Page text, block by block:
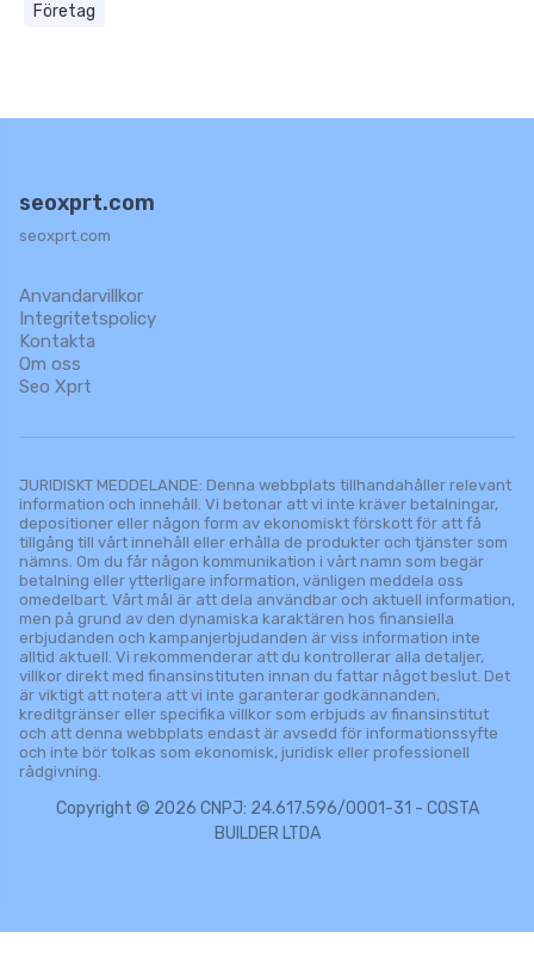
Företag
seoxprt.com
seoxprt.com
Anvandarvillkor
Integritetspolicy
Kontakta
Om oss
Seo Xprt
JURIDISKT MEDDELANDE: Denna webbplats tillhandahåller relevant
information och innehåll. Vi betonar att vi inte kräver betalningar,
depositioner eller någon form av ekonomiskt förskott för att få
tillgång till vårt innehåll eller erhålla de produkter och tjänster som
nämns. Om du får någon kommunikation i vårt namn som begär
betalning eller ytterligare information, vänligen meddela oss
omedelbart. Vårt mål är att dela användbar och aktuell information,
men på grund av den dynamiska karaktären hos finansiella
erbjudanden och kampanjerbjudanden är viss information inte
alltid aktuell. Vi rekommenderar att du kontrollerar alla detaljer,
villkor direkt med finansinstituten innan du fattar något beslut. Det
är viktigt att notera att vi inte garanterar godkännanden,
kreditgränser eller specifika villkor som erbjuds av finansinstitut
och att denna webbplats endast är avsedd för informationssyfte
och inte bör tolkas som ekonomisk, juridisk eller professionell
rådgivning.
Copyright © 2026 CNPJ: 24.617.596/0001-31 - COSTA
BUILDER LTDA